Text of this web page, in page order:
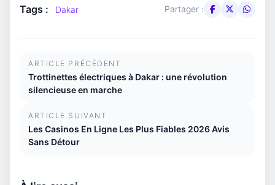
Tags : Dakar Partager :
ARTICLE PRÉCÉDENT
Trottinettes électriques à Dakar : une révolution
silencieuse en marche
ARTICLE SUIVANT
Les Casinos En Ligne Les Plus Fiables 2026 Avis
Sans Détour